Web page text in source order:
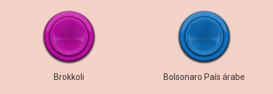
Brokkoli Bolsonaro País árabe